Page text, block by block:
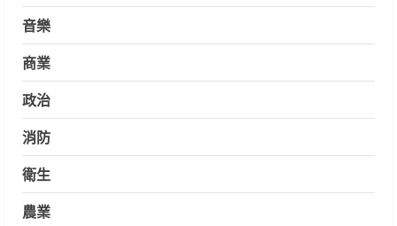
音樂
商業
政治
消防
衛生
農業